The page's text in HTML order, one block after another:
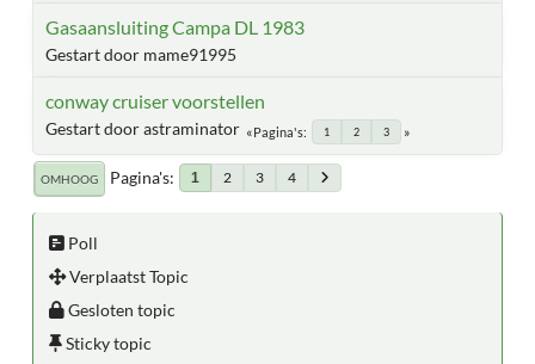
Gasaansluiting Campa DL 1983
Gestart door mame91995
conway cruiser voorstellen
Gestart door astraminator Pagina's 1 2 3
OMHOOG Pagina's 1 2 3 4
Poll
Verplaatst Topic
Gesloten topic
Sticky topic